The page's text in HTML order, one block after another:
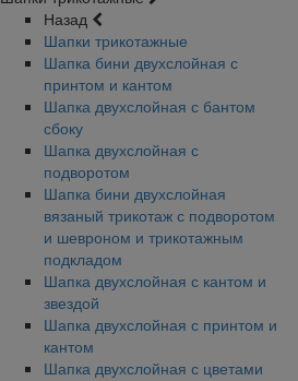
Назад
Шапки трикотажные
Шапка бини двухслойная с
принтом и кантом
Шапка двухслойная с бантом
сбоку
Шапка двухслойная с
подворотом
Шапка бини двухслойная
вязаный трикотаж с подворотом
и шевроном и трикотажным
подкладом
Шапка двухслойная с кантом и
звездой
Шапка двухслойная с принтом и
кантом
Шапка двухслойная с цветами